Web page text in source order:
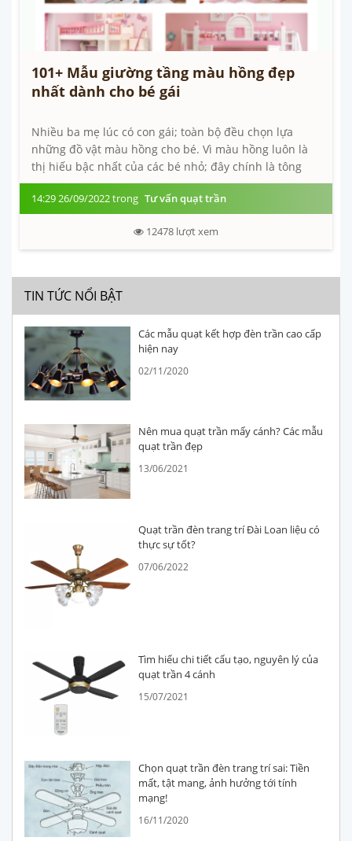
101+ Mẫu giường tầng màu hồng đẹp
nhất dành cho bé gái
Nhiều ba mẹ lúc có con gái; toàn bộ đều chọn lựa
những đồ vật màu hồng cho bé. Vì màu hồng luôn là
thị hiếu bậc nhất của các bé nhỏ; đây chính là tông
màu quốc dân tương...
14:29 26/09/2022 trong Tư vấn quạt trần
12478 lượt xem
TIN TỨC NỔI BẬT
Các mẫu quạt kết hợp đèn trần cao cấp
hiện nay
02/11/2020
Nên mua quạt trần mấy cánh? Các mẫu
quạt trần đẹp
13/06/2021
Quạt trần đèn trang trí Đài Loan liệu có
thực sự tốt?
07/06/2022
Tìm hiểu chi tiết cấu tạo, nguyên lý của
quạt trần 4 cánh
15/07/2021
Chọn quạt trần đèn trang trí sai: Tiền
mất, tật mang, ảnh hưởng tới tính
mạng!
16/11/2020